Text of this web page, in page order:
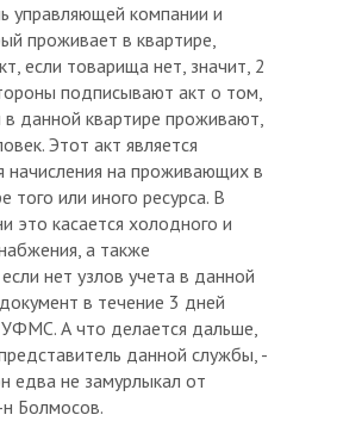
управляющей компании и
проживает в квартире,
если товарища нет, значит, 2
подписывают акт о том,
в данной квартире проживают,
Этот акт является
начисления на проживающих в
того или иного ресурса. В
это касается холодного и
а также
нет узлов учета в данной
в течение 3 дней
УФМС. А что делается дальше,
данной службы, -
едва не замурлыкал от
н Болмосов.